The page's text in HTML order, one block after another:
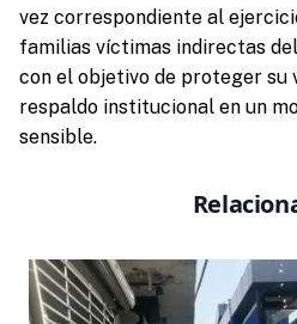
vez correspondiente al
familias víctimas indirectas
con el objetivo de proteger su
respaldo institucional en un
sensible.